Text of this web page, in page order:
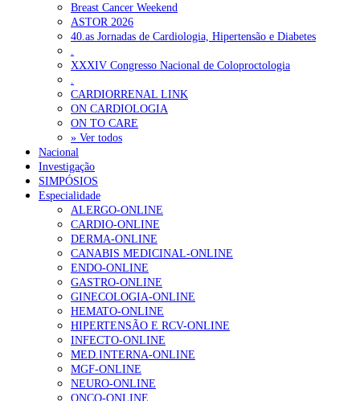
Breast Cancer Weekend
ASTOR 2026
40.as Jornadas de Cardiologia, Hipertensão e Diabetes
XXXIV Congresso Nacional de Coloproctologia
CARDIORRENAL LINK
ON CARDIOLOGIA
ON TO CARE
» Ver todos
Nacional
Investigação
SIMPÓSIOS
Especialidade
ALERGO-ONLINE
CARDIO-ONLINE
DERMA-ONLINE
CANABIS MEDICINAL-ONLINE
ENDO-ONLINE
GASTRO-ONLINE
GINECOLOGIA-ONLINE
HEMATO-ONLINE
HIPERTENSÃO E RCV-ONLINE
INFECTO-ONLINE
MED.INTERNA-ONLINE
MGF-ONLINE
NEURO-ONLINE
ONCO-ONLINE